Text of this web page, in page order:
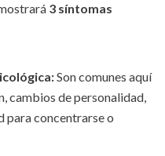
3 síntomas
Son comunes aquí
cambios de personalidad,
para concentrarse o